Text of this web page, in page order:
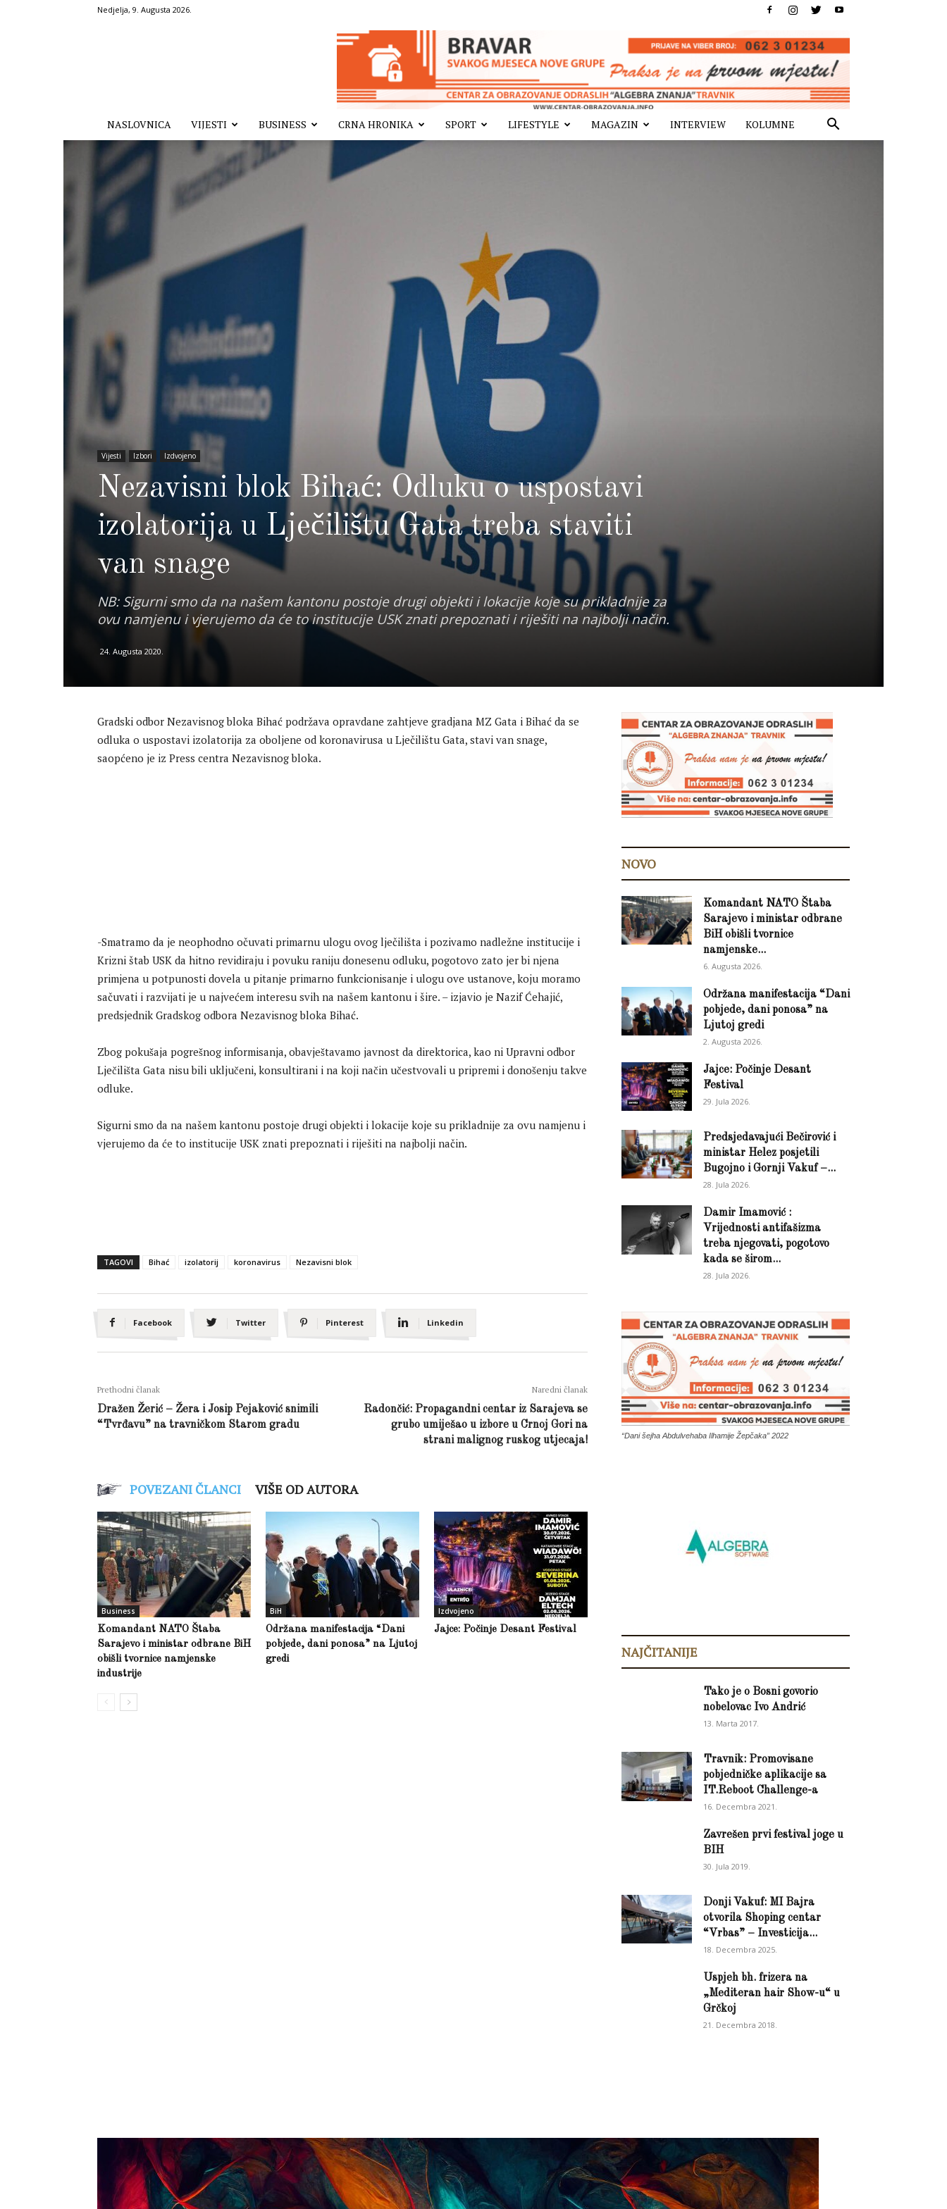
Nedjelja, 9. Augusta 2026.
NASLOVNICA VIJESTI BUSINESS CRNA HRONIKA SPORT LIFESTYLE MAGAZIN INTERVIEW KOLUMNE
Vijesti Izbori Izdvojeno
Nezavisni blok Bihać: Odluku o uspostavi
izolatorija u Lječilištu Gata treba staviti
van snage
NB: Sigurni smo da na našem kantonu postoje drugi objekti i lokacije koje su prikladnije za
ovu namjenu i vjerujemo da će to institucije USK znati prepoznati i riješiti na najbolji način.
24. Augusta 2020.
Gradski odbor Nezavisnog bloka Bihać podržava opravdane zahtjeve gradjana MZ Gata i Bihać da se
odluka o uspostavi izolatorija za oboljene od koronavirusa u Lječilištu Gata, stavi van snage,
saopćeno je iz Press centra Nezavisnog bloka.
-Smatramo da je neophodno očuvati primarnu ulogu ovog lječilišta i pozivamo nadležne institucije i
Krizni štab USK da hitno revidiraju i povuku raniju donesenu odluku, pogotovo zato jer bi njena
primjena u potpunosti dovela u pitanje primarno funkcionisanje i ulogu ove ustanove, koju moramo
sačuvati i razvijati je u najvećem interesu svih na našem kantonu i šire. – izjavio je Nazif Ćehajić,
predsjednik Gradskog odbora Nezavisnog bloka Bihać.
Zbog pokušaja pogrešnog informisanja, obavještavamo javnost da direktorica, kao ni Upravni odbor
Lječilišta Gata nisu bili uključeni, konsultirani i na koji način učestvovali u pripremi i donošenju takve
odluke.
Sigurni smo da na našem kantonu postoje drugi objekti i lokacije koje su prikladnije za ovu namjenu i
vjerujemo da će to institucije USK znati prepoznati i riješiti na najbolji način.
TAGOVI Bihać izolatorij koronavirus Nezavisni blok
Facebook Twitter Pinterest Linkedin
Prethodni članak
Dražen Žerić – Žera i Josip Pejaković snimili
“Tvrđavu” na travničkom Starom gradu
Naredni članak
Radončić: Propagandni centar iz Sarajeva se
grubo umiješao u izbore u Crnoj Gori na
strani malignog ruskog utjecaja!
POVEZANI ČLANCI VIŠE OD AUTORA
Business
Komandant NATO Štaba
Sarajevo i ministar odbrane BiH
obišli tvornice namjenske
industrije
BiH
Održana manifestacija “Dani
pobjede, dani ponosa” na Ljutoj
gredi
Izdvojeno
Jajce: Počinje Desant Festival
NOVO
Komandant NATO Štaba
Sarajevo i ministar odbrane
BiH obišli tvornice
namjenske...
6. Augusta 2026.
Održana manifestacija “Dani
pobjede, dani ponosa” na
Ljutoj gredi
2. Augusta 2026.
Jajce: Počinje Desant
Festival
29. Jula 2026.
Predsjedavajući Bečirović i
ministar Helez posjetili
Bugojno i Gornji Vakuf –...
28. Jula 2026.
Damir Imamović :
Vrijednosti antifašizma
treba njegovati, pogotovo
kada se širom...
28. Jula 2026.
“Dani šejha Abdulvehaba Ilhamije Žepčaka” 2022
NAJČITANIJE
Tako je o Bosni govorio
nobelovac Ivo Andrić
13. Marta 2017.
Travnik: Promovisane
pobjedničke aplikacije sa
IT.Reboot Challenge-a
16. Decembra 2021.
Zavrešen prvi festival joge u
BIH
30. Jula 2019.
Donji Vakuf: MI Bajra
otvorila Shoping centar
“Vrbas” – Investicija...
18. Decembra 2025.
Uspjeh bh. frizera na
„Mediteran hair Show-u“ u
Grčkoj
21. Decembra 2018.